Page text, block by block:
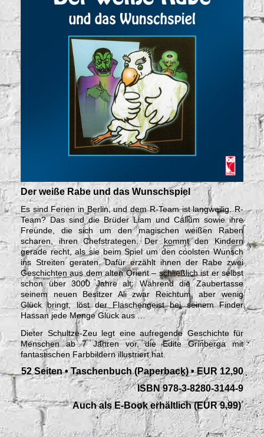
Der weiße Rabe und das Wunschspiel
Es sind Ferien in Berlin, und dem R-Team ist langweilig. R-
Team? Das sind die Brüder Liam und Callum sowie ihre
Freunde, die sich um den magischen weißen Raben
scharen, ihren Chefstrategen. Der kommt den Kindern
gerade recht, als sie beim Spiel um den coolsten Wunsch
ins Streiten geraten. Dafür erzählt ihnen der Rabe zwei
Geschichten aus dem alten Orient – schließlich ist er selbst
schon über 3000 Jahre alt: Während die Zaubertasse
seinem neuen Besitzer Ali zwar Reichtum, aber wenig
Glück bringt, löst der Flaschengeist bei seinem Finder
Hassan jede Menge Glück aus …
Dieter Schultze-Zeu legt eine aufregende Geschichte für
Menschen ab 7 Jahren vor, die Edite Grinberga mit
fantastischen Farbbildern illustriert hat.
52 Seiten • Taschenbuch (Paperback) • EUR 12,90
ISBN 978-3-8280-3144-9
Auch als E-Book erhältlich (EUR 9,99)